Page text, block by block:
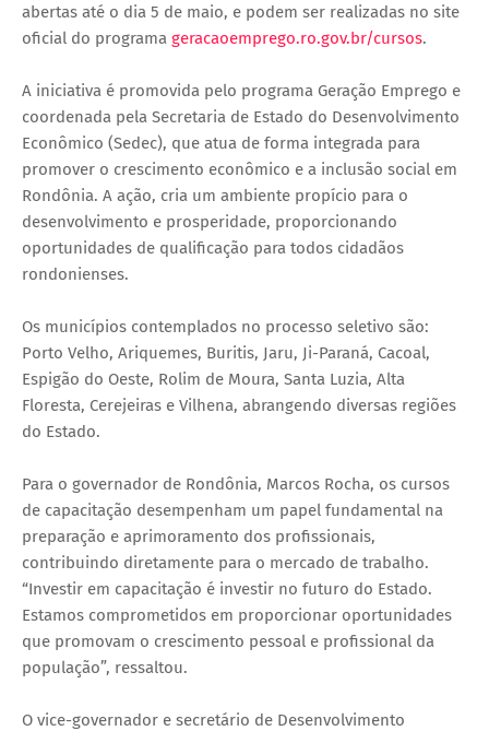
abertas até o dia 5 de maio, e podem ser realizadas no site
oficial do programa geracaoemprego.ro.gov.br/cursos.
A iniciativa é promovida pelo programa Geração Emprego e
coordenada pela Secretaria de Estado do Desenvolvimento
Econômico (Sedec), que atua de forma integrada para
promover o crescimento econômico e a inclusão social em
Rondônia. A ação, cria um ambiente propício para o
desenvolvimento e prosperidade, proporcionando
oportunidades de qualificação para todos cidadãos
rondonienses.
Os municípios contemplados no processo seletivo são:
Porto Velho, Ariquemes, Buritis, Jaru, Ji-Paraná, Cacoal,
Espigão do Oeste, Rolim de Moura, Santa Luzia, Alta
Floresta, Cerejeiras e Vilhena, abrangendo diversas regiões
do Estado.
Para o governador de Rondônia, Marcos Rocha, os cursos
de capacitação desempenham um papel fundamental na
preparação e aprimoramento dos profissionais,
contribuindo diretamente para o mercado de trabalho.
“Investir em capacitação é investir no futuro do Estado.
Estamos comprometidos em proporcionar oportunidades
que promovam o crescimento pessoal e profissional da
população”, ressaltou.
O vice-governador e secretário de Desenvolvimento